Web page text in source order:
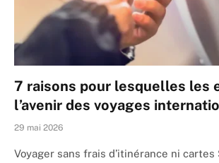
7 raisons pour lesquelles les
l’avenir des voyages
29 mai 2026
Voyager sans frais d’itinérance ni cartes